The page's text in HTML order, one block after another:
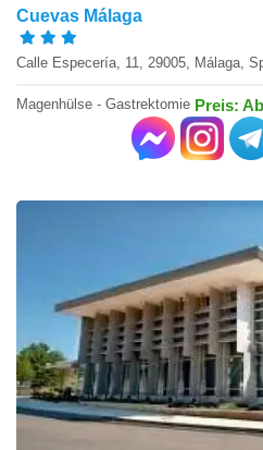
Cuevas Málaga
Calle Especería, 11, 29005, Málaga,
Magenhülse - Gastrektomie Preis: